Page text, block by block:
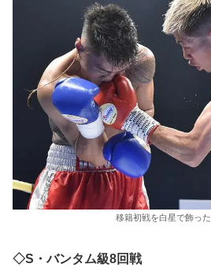
移籍初戦を白星で飾っ
◇S・バンタム級8回戦